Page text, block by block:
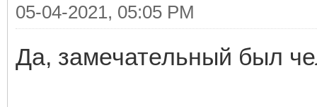
05-04-2021, 05:05 PM
Да, замечательный был